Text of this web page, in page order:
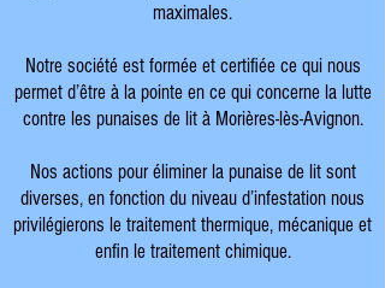
maximales.
Notre société est formée et certifiée ce qui nous
permet d’être à la pointe en ce qui concerne la lutte
contre les punaises de lit à Morières-lès-Avignon.
Nos actions pour éliminer la punaise de lit sont
diverses, en fonction du niveau d’infestation nous
privilégierons le traitement thermique, mécanique et
enfin le traitement chimique.